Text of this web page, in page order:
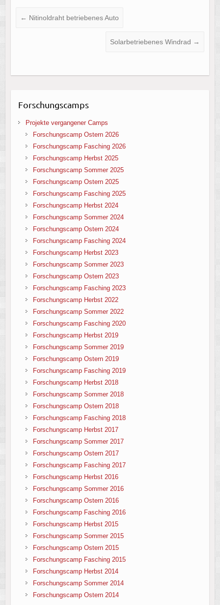
← Nitinoldraht betriebenes Auto
Solarbetriebenes Windrad →
Forschungscamps
Projekte vergangener Camps
Forschungscamp Ostern 2026
Forschungscamp Fasching 2026
Forschungscamp Herbst 2025
Forschungscamp Sommer 2025
Forschungscamp Ostern 2025
Forschungscamp Fasching 2025
Forschungscamp Herbst 2024
Forschungscamp Sommer 2024
Forschungscamp Ostern 2024
Forschungscamp Fasching 2024
Forschungscamp Herbst 2023
Forschungscamp Sommer 2023
Forschungscamp Ostern 2023
Forschungscamp Fasching 2023
Forschungscamp Herbst 2022
Forschungscamp Sommer 2022
Forschungscamp Fasching 2020
Forschungscamp Herbst 2019
Forschungscamp Sommer 2019
Forschungscamp Ostern 2019
Forschungscamp Fasching 2019
Forschungscamp Herbst 2018
Forschungscamp Sommer 2018
Forschungscamp Ostern 2018
Forschungscamp Fasching 2018
Forschungscamp Herbst 2017
Forschungscamp Sommer 2017
Forschungscamp Ostern 2017
Forschungscamp Fasching 2017
Forschungscamp Herbst 2016
Forschungscamp Sommer 2016
Forschungscamp Ostern 2016
Forschungscamp Fasching 2016
Forschungscamp Herbst 2015
Forschungscamp Sommer 2015
Forschungscamp Ostern 2015
Forschungscamp Fasching 2015
Forschungscamp Herbst 2014
Forschungscamp Sommer 2014
Forschungscamp Ostern 2014